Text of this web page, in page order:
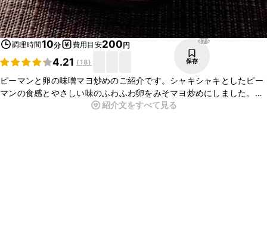
調理時間10分 費用目安200円
4.21 (18)
375
保存
ピーマンと卵の味噌マヨ炒めのご紹介です。シャキシャキとしたピー
マンの食感とやさしい味のふわふわ卵をみそマヨ炒めにしました。み
そのコクとマヨネーズの風味がとてもおいしいですよ。ぜひお試しく
紹介文をすべて見る